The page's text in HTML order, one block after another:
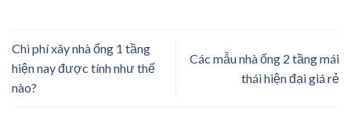
Chi phí xây nhà ống 1 tầng
hiện nay được tính như thế
nào?
Các mẫu nhà ống 2 tầng mái
thái hiện đại giá rẻ